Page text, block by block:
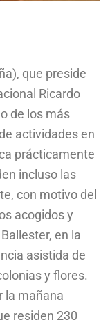
que preside
Ricardo
de los más
actividades en
prácticamente
incluso las
con motivo del
acogidos y
en la
asistida de
y flores.
la mañana
residen 230